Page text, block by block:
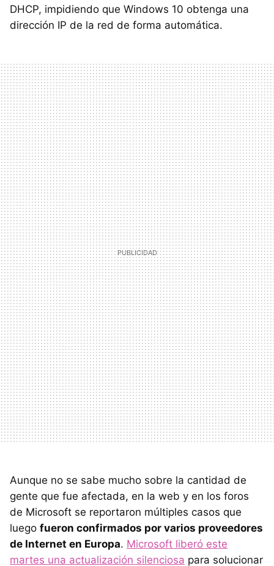
DHCP, impidiendo que Windows 10 obtenga una
dirección IP de la red de forma automática.
Aunque no se sabe mucho sobre la cantidad de
gente que fue afectada, en la web y en los foros
de Microsoft se reportaron múltiples casos que
luego fueron confirmados por varios proveedores
de Internet en Europa. Microsoft liberó este
martes una actualización silenciosa para solucionar